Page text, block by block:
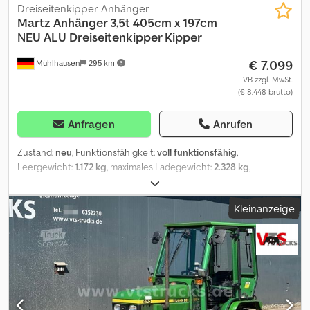
Mühlhausen 295 km
Dreiseitenkipper Anhänger
Martz Anhänger 3,5t 405cm x 197cm
NEU ALU Dreiseitenkipper Kipper
€ 7.099
VB zzgl. MwSt.
(€ 8.448 brutto)
Anfragen Anrufen
Zustand: neu, Funktionsfähigkeit:voll funktionsfähig,
Leergewicht:1.172 kg, maximales Ladegewicht:2.328 kg,
, Laderaumlänge:
Laderaumbreite:1.970 mm, Laderaumhöhe:400 mm, Reifengröße:
13", Baujahr:2026, Lieferumfang: 1x Martz Anhänger
Dreiseitenkipper 405x197cm 3500kg Beschreibung: Der Martz
Anhänger Dreiseitenkipper ist die ideale Lösung für den
Transport verschiedenster Materialien. Mit einer großzügigen
Ladefläche von 405x197cm und einem Gesamtgewicht von
3500kg bietet dieser Anhänger maximale Flexibilität und
Belastbarkeit. Die robuste, geschweißte Konstruktion aus
Kleinanzeige